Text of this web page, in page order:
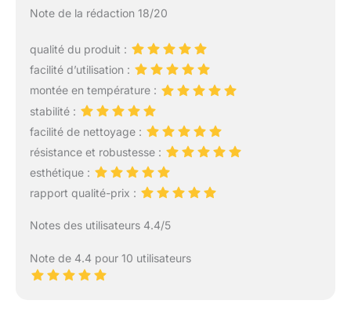
Note de la rédaction 18/20
qualité du produit :
facilité d’utilisation :
montée en température :
stabilité :
facilité de nettoyage :
résistance et robustesse :
esthétique :
rapport qualité-prix :
Notes des utilisateurs 4.4/5
Note de 4.4 pour 10 utilisateurs